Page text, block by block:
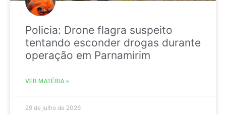
Policia: Drone flagra suspeito
tentando esconder drogas durante
operação em Parnamirim
VER MATÉRIA »
29 de julho de 2026